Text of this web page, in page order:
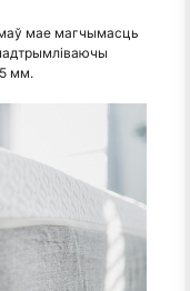
мае магчымасць
мм.